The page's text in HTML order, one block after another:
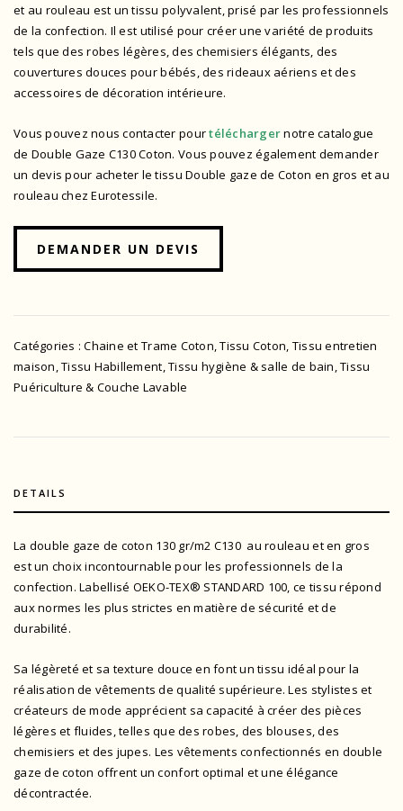
et au rouleau est un tissu polyvalent, prisé par les professionnels
de la confection. Il est utilisé pour créer une variété de produits
tels que des robes légères, des chemisiers élégants, des
couvertures douces pour bébés, des rideaux aériens et des
accessoires de décoration intérieure.
Vous pouvez nous contacter pourtéléchargernotre catalogue
de Double Gaze C130 Coton. Vous pouvez également demander
un devis pour acheter le tissu Double gaze de Coton en gros et au
rouleau chez Eurotessile.
DEMANDER UN DEVIS
Catégories :Chaine et Trame Coton,Tissu Coton, Tissu entretien
maison,Tissu Habillement,Tissu hygiène & salle de bain,Tissu
Puériculture & Couche Lavable
DETAILS
La double gaze de coton 130 gr/m2 C130 au rouleau et en gros
est un choix incontournable pour les professionnels de la
confection. Labellisé OEKO-TEX® STANDARD 100, ce tissu répond
aux normes les plus strictes en matière de sécurité et de
durabilité.
Sa légèreté et sa texture douce en font un tissu idéal pour la
réalisation de vêtements de qualité supérieure. Les stylistes et
créateurs de mode apprécient sa capacité à créer des pièces
légères et fluides, telles que des robes, des blouses, des
chemisiers et des jupes. Les vêtements confectionnés en double
gaze de coton offrent un confort optimal et une élégance
décontractée.